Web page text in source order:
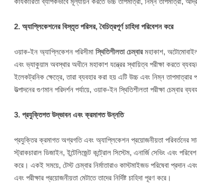
2. অ্যাপ্লিকেশনের বিস্তৃত পরিসর, বৈচিত্রপূর্ণ চাহিদা পরিবেশন করে
ওয়াক-ইন অ্যাপ্লিকেশন পরিসীমাস্থিতিশীলতা চেম্বারমহাকাশ,
এবং ভ্যাকুয়াম অবস্থার অধীনে মহাকাশ যন্ত্রের স্থায়িত্ব পরীক্ষা করতে
ইলেকট্রনিক ক্ষেত্রে, তারা ব্যবহার করা হয় এটি উচ্চ এবং নিম্ন
উত্পাদনের গুণমান পরিদর্শন পর্যায়ে, ওয়াক-ইন স্থিতিশীলতা পরীক্ষা চেম্বার
3. প্রযুক্তিগত উদ্ভাবন এবং ক্রমাগত উন্নতি
প্রযুক্তির ক্রমাগত অগ্রগতি এবং অ্যাপ্লিকেশন প্রয়োজনীয়তা পরিবর্তনের
স্ট্রাকচারাল ডিজাইন, ইন্টেলিজেন্ট কন্ট্রোল সিস্টেম, এনার্জি সেভিং এবং
করে। একই সময়ে, টেস্ট চেম্বার নির্মাতারাও কাস্টমাইজড পরিষেবা প্রদান
এবং পরীক্ষার প্রয়োজনীয়তা মেটাতে তাদের নির্দিষ্ট চাহিদা পূরণ করে।